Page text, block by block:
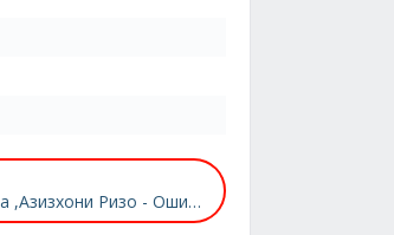
Мадина Давлатова ,Азизхони Ризо - Ошики зорам